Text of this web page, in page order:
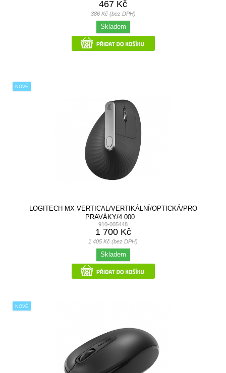
467 Kč
386 Kč (bez DPH)
Skladem
NOVÉ
LOGITECH MX VERTICAL/VERTIKÁLNÍ/OPTICKÁ/PRO
PRAVÁKY/4 000...
910-005448
1 700 Kč
1 405 Kč (bez DPH)
Skladem
NOVÉ